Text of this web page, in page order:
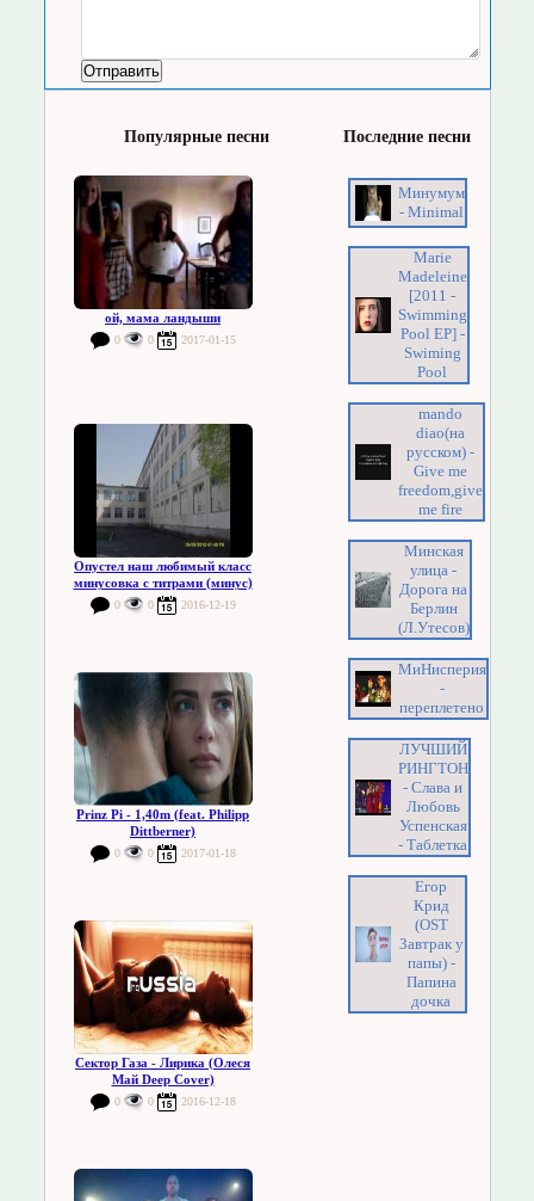
Популярные песни
ой, мама ландыши
0 0 2017-01-15
Опустел наш любимый класс
минусовка с титрами (минус)
0 0 2016-12-19
Prinz Pi - 1,40m (feat. Philipp
Dittberner)
0 0 2017-01-18
Сектор Газа - Лирика (Олеся
Май Deep Cover)
0 0 2016-12-18
Последние песни
Минумум
- Minimal
Marie
Madeleine
[2011 -
Swimming
Pool EP] -
Swiming
Pool
mando
diao(на
русском) -
Give me
freedom,give
me fire
Минская
улица -
Дорога на
Берлин
(Л.Утесов)
МиНисперия
-
переплетено
ЛУЧШИЙ
РИНГТОН
- Слава и
Любовь
Успенская
- Таблетка
Егор
Крид
(OST
Завтрак у
папы) -
Папина
дочка